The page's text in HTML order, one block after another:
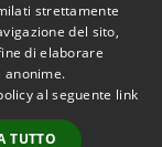
2026 • Comune di
• Powered by
•Accesso
redazione
strettamente
del sito,
di elaborare
anonime.
al seguente link
TUTTO